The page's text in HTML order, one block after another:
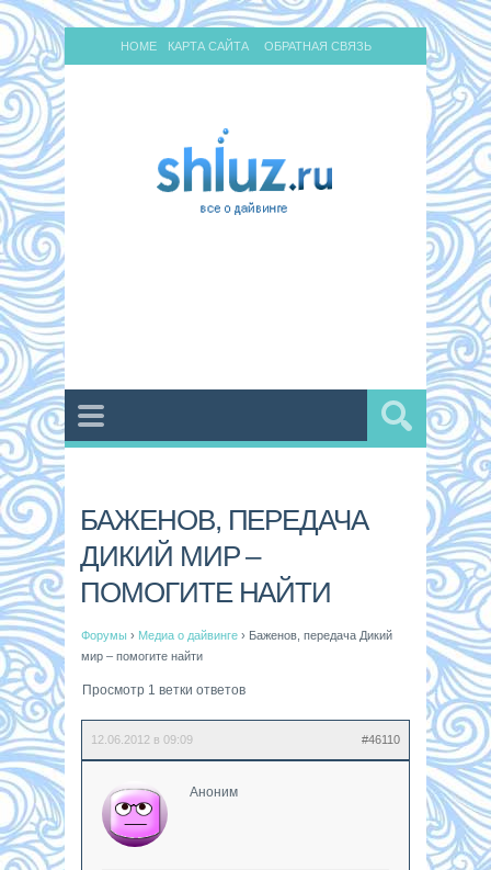
HOME КАРТА САЙТА ОБРАТНАЯ СВЯЗЬ
БАЖЕНОВ, ПЕРЕДАЧА
ДИКИЙ МИР –
ПОМОГИТЕ НАЙТИ
Форумы › Медиа о дайвинге › Баженов, передача Дикий
мир – помогите найти
Просмотр 1 ветки ответов
12.06.2012 в 09:09 #46110
Аноним